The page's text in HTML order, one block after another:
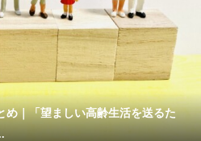
め｜「望ましい高齢生活を送るた